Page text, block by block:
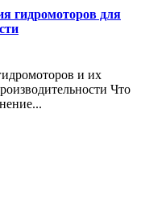
гидромоторов для
и их
Что